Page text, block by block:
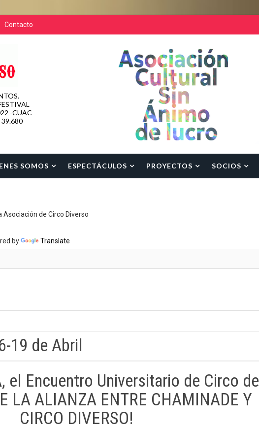
Contacto
-CUAC
39.680
SOMOS ESPECTÁCULOS PROYECTOS SOCIOS
Asociación de Circo Diverso
by Translate
19 de Abril
el Encuentro Universitario de Circo de
LA ALIANZA ENTRE CHAMINADE Y
CIRCO DIVERSO!